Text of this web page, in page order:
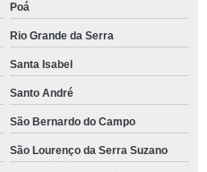
Poá
Rio Grande da Serra
Santa Isabel
Santo André
São Bernardo do Campo
São Lourenço da Serra Suzano